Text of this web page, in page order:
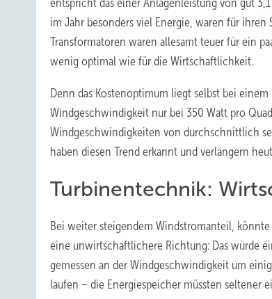
entspricht das einer Anlagenleistung von gut
im Jahr besonders viel Energie, waren für
Transformatoren waren allesamt teuer für ein
wenig optimal wie für die Wirtschaftlichkeit.
Denn das Kostenoptimum liegt selbst bei
Windgeschwindigkeit nur bei 350 Watt pro
Windgeschwindigkeiten von durchschnittlich
haben diesen Trend erkannt und verlängern
Turbinentechnik:
Bei weiter steigendem Windstromanteil,
eine unwirtschaftlichere Richtung: Das würde
gemessen an der Windgeschwindigkeit um
laufen – die Energiespeicher müssten seltener